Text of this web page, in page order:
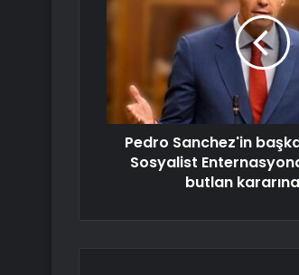
Pedro Sanchez'in
Sosyalist
butlan